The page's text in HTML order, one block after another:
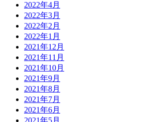
2022年4月
2022年3月
2022年2月
2022年1月
2021年12月
2021年11月
2021年10月
2021年9月
2021年8月
2021年7月
2021年6月